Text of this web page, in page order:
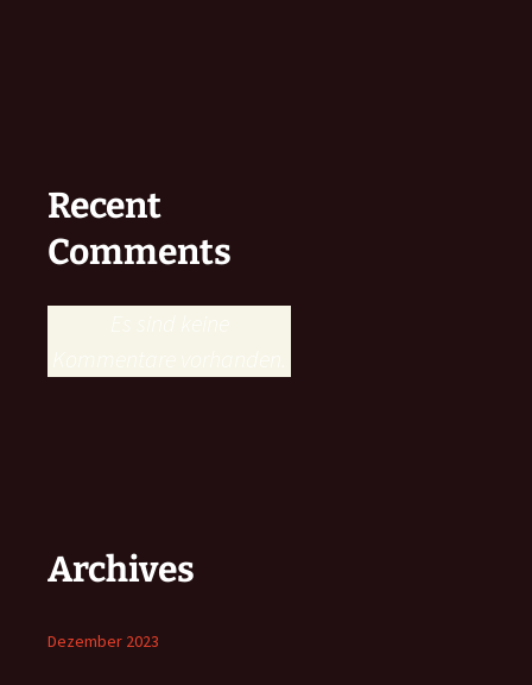
Recent
Comments
Kommentare vorhanden.
Archives
Dezember 2023